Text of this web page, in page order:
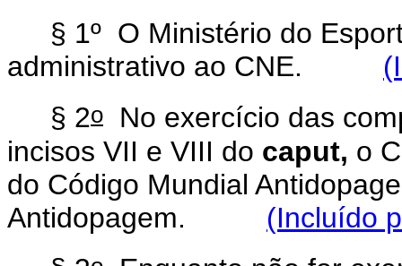
§ 1º O Ministério do
administrativo ao CNE.
§ 2o
No exercício das
incisos VII e VIII do caput, o
do Código Mundial
Antidopagem. (Incluído